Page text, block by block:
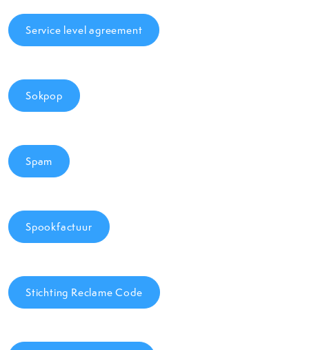
Service level agreement
Sokpop
Spam
Spookfactuur
Stichting Reclame Code